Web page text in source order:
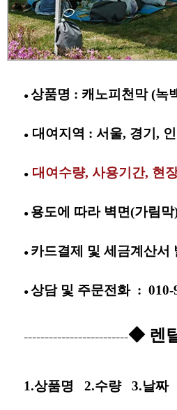
● 상품명 : 캐노피천막 (녹
● 대여지역 : 서울, 경기,
● 대여수량, 사용기간, 현
● 용도에 따라 벽면(가림
● 카드결제 및 세금계산서
● 상담 및 주문전화 : 010-
-------------------------◆ 렌
1.상품명 2.수량 3.날짜